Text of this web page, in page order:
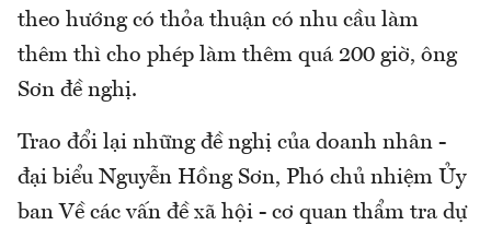
theo hướng có thỏa thuận có nhu cầu làm
thêm thì cho phép làm thêm quá 200 giờ, ông
Sơn đề nghị.
Trao đổi lại những đề nghị của doanh nhân -
đại biểu Nguyễn Hồng Sơn, Phó chủ nhiệm Ủy
ban Về các vấn đề xã hội - cơ quan thẩm tra dự